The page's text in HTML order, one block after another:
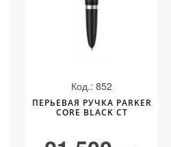
Код.: 852
ПЕРЬЕВАЯ РУЧКА PARKER
CORE BLACK CT